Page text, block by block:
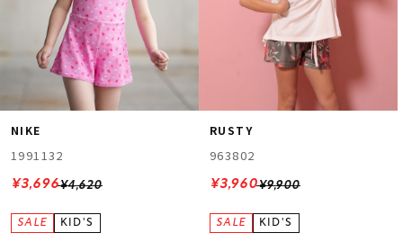
NIKE
1991132
¥4,620
¥3,696
RUSTY
963802
¥9,900
¥3,960